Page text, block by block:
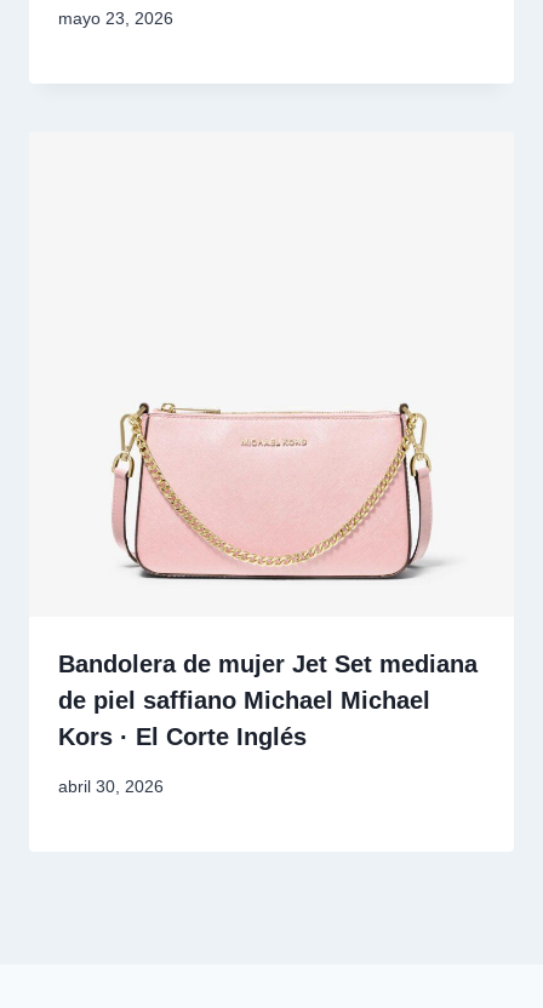
mayo 23, 2026
Bandolera de mujer Jet Set mediana
de piel saffiano Michael Michael
Kors · El Corte Inglés
abril 30, 2026